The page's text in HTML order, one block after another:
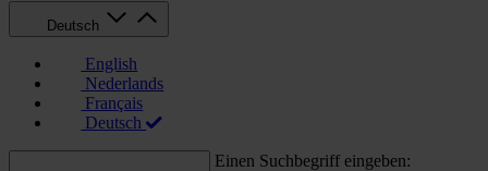
Deutsch
English
Nederlands
Français
Deutsch
Einen Suchbegriff eingeben: